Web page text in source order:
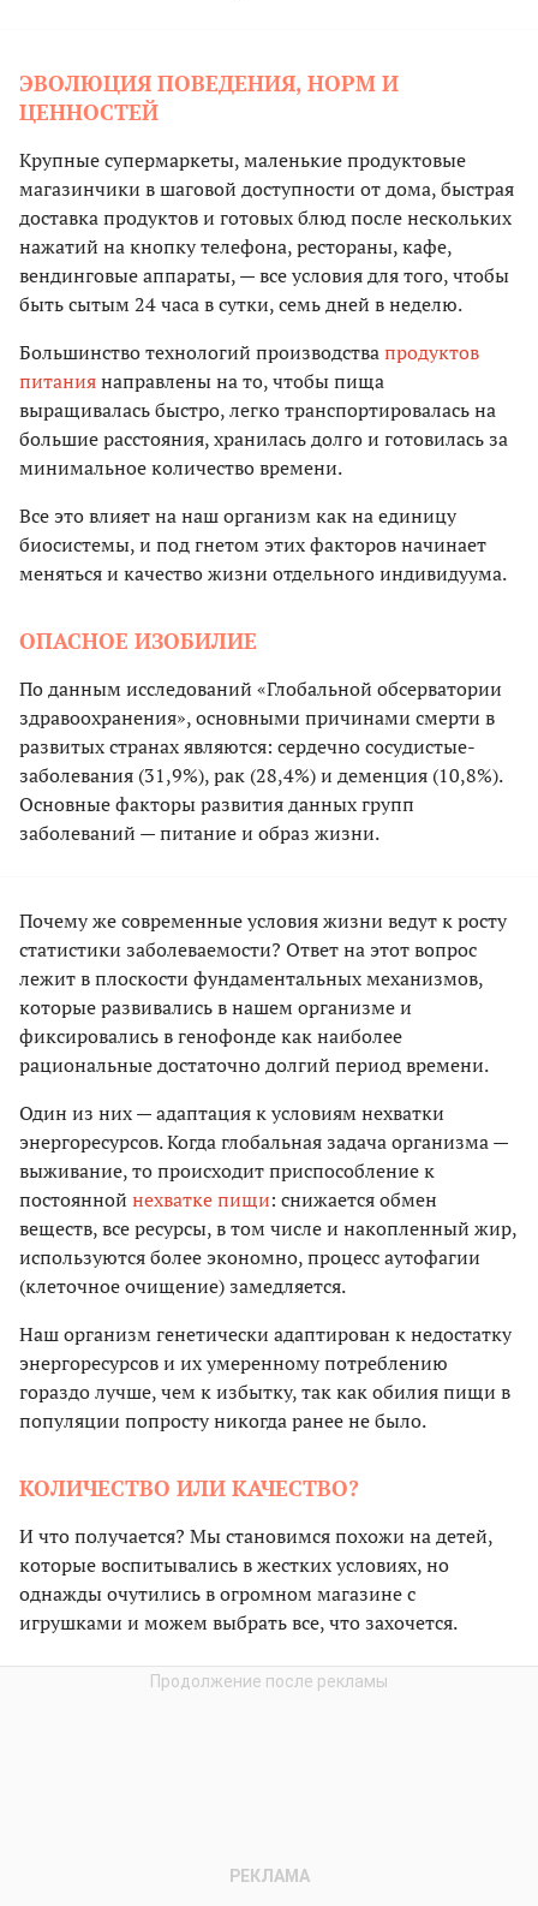
ЭВОЛЮЦИЯ ПОВЕДЕНИЯ, НОРМ И
ЦЕННОСТЕЙ
Крупные супермаркеты, маленькие продуктовые
магазинчики в шаговой доступности от дома, быстрая
доставка продуктов и готовых блюд после нескольких
нажатий на кнопку телефона, рестораны, кафе,
вендинговые аппараты, — все условия для того, чтобы
быть сытым 24 часа в сутки, семь дней в неделю.
Большинство технологий производствапродуктов
питаниянаправлены на то, чтобы пища
выращивалась быстро, легко транспортировалась на
большие расстояния, хранилась долго и готовилась за
минимальное количество времени.
Все это влияет на наш организм как на единицу
биосистемы, и под гнетом этих факторов начинает
меняться и качество жизни отдельного индивидуума.
ОПАСНОЕ ИЗОБИЛИЕ
По данным исследований «Глобальной обсерватории
здравоохранения», основными причинами смерти в
развитых странах являются: сердечно сосудистые-
заболевания (31,9%), рак (28,4%) и деменция (10,8%).
Основные факторы развития данных групп
заболеваний — питание и образ жизни.
Почему же современные условия жизни ведут к росту
статистики заболеваемости? Ответ на этот вопрос
лежит в плоскости фундаментальных механизмов,
которые развивались в нашем организме и
фиксировались в генофонде как наиболее
рациональные достаточно долгий период времени.
Один из них — адаптация к условиям нехватки
энергоресурсов. Когда глобальная задача организма —
выживание, то происходит приспособление к
постоянной нехватке пищи: снижается обмен
веществ, все ресурсы, в том числе и накопленный жир,
используются более экономно, процесс аутофагии
(клеточное очищение) замедляется.
Наш организм генетически адаптирован к недостатку
энергоресурсов и их умеренному потреблению
гораздо лучше, чем к избытку, так как обилия пищи в
популяции попросту никогда ранее не было.
КОЛИЧЕСТВО ИЛИ КАЧЕСТВО?
И что получается? Мы становимся похожи на детей,
которые воспитывались в жестких условиях, но
однажды очутились в огромном магазине с
игрушками и можем выбрать все, что захочется.